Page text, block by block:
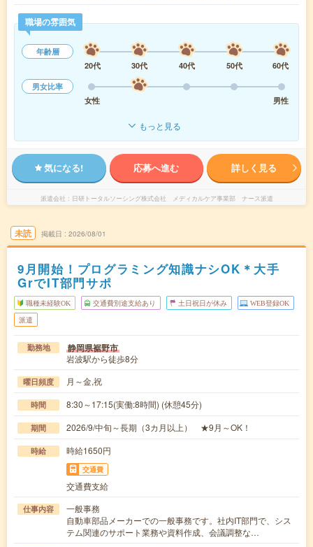
職場の雰囲気
年齢層
20代
30代 40代 50代
60代
男女比率
女性
男性
もっと見る
気になる! 応募へ進む 詳しく見る
派遣会社 日研トータルソーシング株式会社 メディカルケア事業部 ナース派遣
未読 掲載日 2026/08/01
9月開始！プログラミング知識ナシOK＊大手
GrでIT部門サポ
職種未経験OK 交通費別途支給あり 土日祝日が休み WEB登録OK
派遣
勤務地 静岡県裾野市
岩波駅から徒歩8分
曜日頻度 月～金,祝
時間 8:30～17:15(実働:8時間) (休憩45分)
期間 2026/9/中旬～長期（3カ月以上） ★9月～OK！
時給 時給1650円
交通費
交通費支給
仕事内容
一般事務
自動車部品メーカーでの一般事務です。社内IT部門で、シス
テム関連のサポート業務や資料作成、会議調整な…